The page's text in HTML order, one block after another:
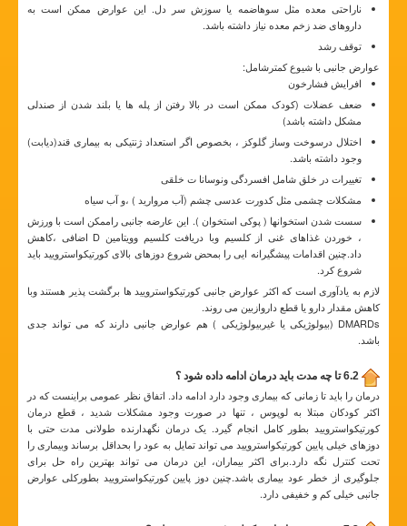
ناراحتی معده مثل سوهاضمه یا سوزش سر دل. این عوارض ممکن است به
داروهای ضد زخم معده نیاز داشته باشد.
توقف رشد
عوارض جانبی با شیوع کمترشامل:
افرایش فشارخون
ضعف عضلات (کودک ممکن است در بالا رفتن از پله ها یا بلند شدن از صندلی
مشکل داشته باشد)
اختلال درسوخت وساز گلوکز ، بخصوص اگر استعداد ژنتیکی به بیماری قند(دیابت)
وجود داشته باشد.
تغییرات در خلق شامل افسردگی ونوسانا ت خلقی
مشکلات چشمی مثل کدورت عدسی چشم (آب مروارید ) ،و آب سیاه
سست شدن استخوانها ( پوکی استخوان ). این عارضه جانبی راممکن است با ورزش
، خوردن غذاهای غنی از کلسیم وبا دریافت کلسیم وویتامین D اضافی ،کاهش
داد.چنین اقدامات پیشگیرانه ایی را بمحض شروع دوزهای بالای کورتیکواسترویید باید
شروع کرد.
لازم به یادآوری است که اکثر عوارض جانبی کورتیکواسترویید ها برگشت پذیر هستند وبا
کاهش مقدار دارو یا قطع داروازبین می روند.
DMARDs (بیولوژیکی یا غیربیولوژیکی ) هم عوارض جانبی دارند که می تواند جدی
باشد.
درمان را باید تا زمانی که بیماری وجود دارد ادامه داد. اتفاق نظر عمومی براینست که در
اکثر کودکان مبتلا به لوپوس ، تنها در صورت وجود مشکلات شدید ، قطع درمان
کورتیکواسترویید بطور کامل انجام گیرد. یک درمان نگهدارنده طولانی مدت حتی با
دوزهای خیلی پایین کورتیکواسترویید می تواند تمایل به عود را بحداقل برساند وبیماری را
تحت کنترل نگه دارد.برای اکثر بیماران، این درمان می تواند بهترین راه حل برای
جلوگیری از خطر عود بیماری باشد.چنین دوز پایین کورتیکواسترویید بطورکلی عوارض
جانبی خیلی کم و خفیفی دارد.